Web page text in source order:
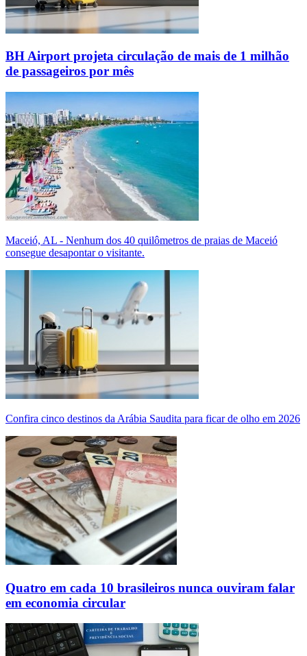
BH Airport projeta circulação de mais de 1 milhão
de passageiros por mês
Maceió, AL - Nenhum dos 40 quilômetros de praias de Maceió
consegue desapontar o visitante.
Confira cinco destinos da Arábia Saudita para ficar de olho em 2026
Quatro em cada 10 brasileiros nunca ouviram falar
em economia circular